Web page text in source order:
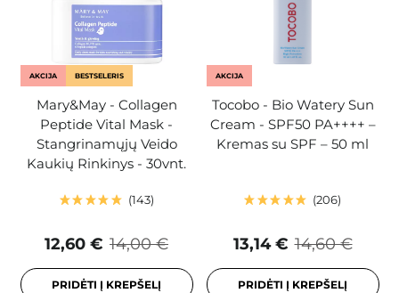
AKCIJA BESTSELERIS
Mary&May - Collagen
Peptide Vital Mask -
Stangrinamųjų Veido
Kaukių Rinkinys - 30vnt.
143
14,00 €
12,60 €
PRIDĖTI Į KREPŠELĮ
AKCIJA
Tocobo - Bio Watery Sun
Cream - SPF50 PA++++ –
Kremas su SPF – 50 ml
206
14,60 €
13,14 €
PRIDĖTI Į KREPŠELĮ